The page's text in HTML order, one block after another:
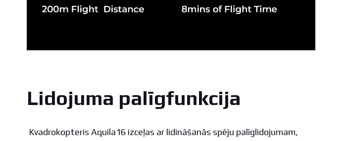
Lidojuma palīgfunkcija
Kvadrokopteris Aquila16 izceļas ar lidināšanās spēju palīglidojumam,